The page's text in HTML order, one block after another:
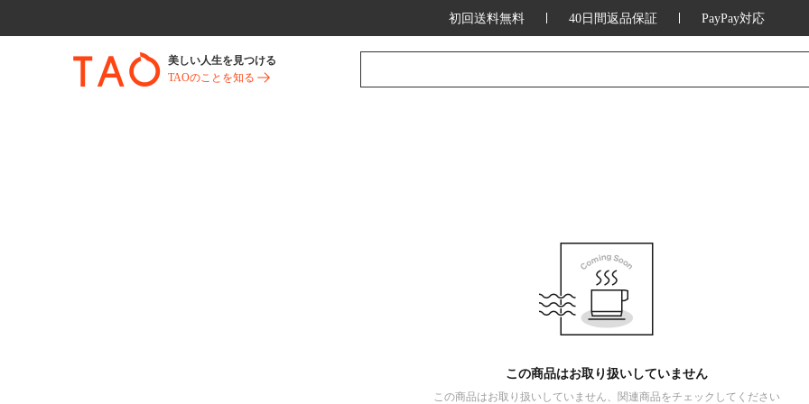
初回送料無料 40日間返品保証 PayPay対応
美しい人生を見つける
TAOのことを知る
この商品はお取り扱いしていません
この商品はお取り扱いしていません、関連商品をチェックしてください